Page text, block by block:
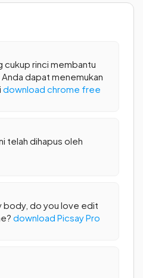
cukup rinci membantu
dapat menemukan
download chrome free
telah dihapus oleh
body, do you love edit
download Picsay Pro